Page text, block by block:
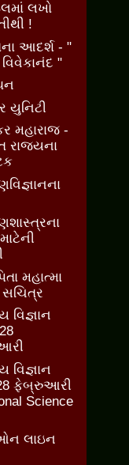
લખો
!
આદર્શ - "
વિવેકાનંદ "
યુનિટી
મહારાજ -
રાજ્યના
મહાત્મા
સચિત્ર
વિજ્ઞાન
વિજ્ઞાન
ફેબ્રુઆરી
Science
લાઇન